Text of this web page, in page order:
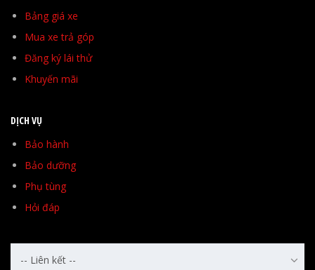
Bảng giá xe
Mua xe trả góp
Đăng ký lái thử
Khuyến mãi
DỊCH VỤ
Bảo hành
Bảo dưỡng
Phụ tùng
Hỏi đáp
-- Liên kết --